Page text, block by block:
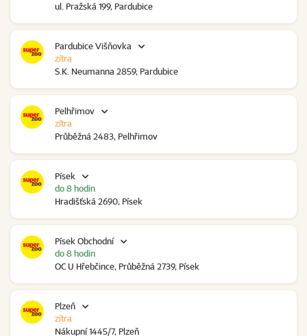
ul. Pražská 199, Pardubice
Pardubice Višňovka
S.K. Neumanna 2859, Pardubice
zítra
Pelhřimov
Průběžná 2483, Pelhřimov
zítra
Písek
Hradišťská 2690, Písek
do 8 hodin
Písek Obchodní
OC U Hřebčince, Průběžná 2739, Písek
do 8 hodin
Plzeň
Nákupní 1445/7, Plzeň
zítra